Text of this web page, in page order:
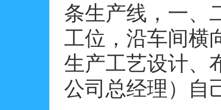
条生产线，一、
工位，沿车间横
生产工艺设计、
公司总经理）自